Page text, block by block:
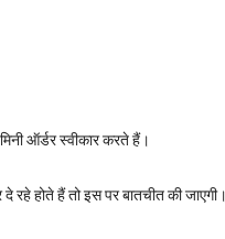
ऑर्डर स्वीकार करते हैं।
होते हैं तो इस पर बातचीत की जाएगी।